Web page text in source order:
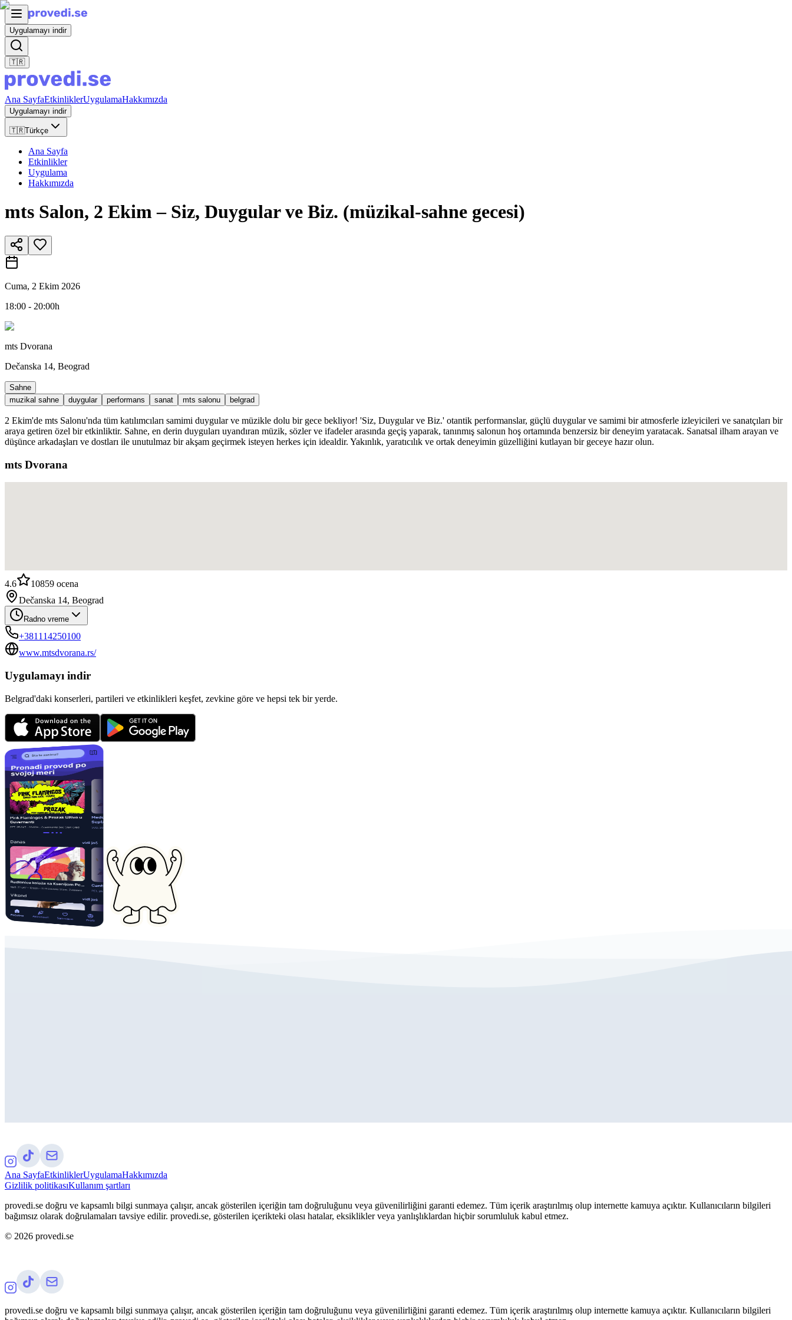
Uygulamayı indir
🇹🇷
Ana SayfaEtkinliklerUygulamaHakkımızda
Uygulamayı indir
🇹🇷Türkçe
Ana Sayfa
Etkinlikler
Uygulama
Hakkımızda
mts Salon, 2 Ekim – Siz, Duygular ve Biz. (müzikal-sahne gecesi)
Cuma, 2 Ekim 2026
18:00 - 20:00h
mts Dvorana
Dečanska 14, Beograd
Sahne
muzikal sahne
duygular performans sanat mts salonu belgrad
2 Ekim'de mts Salonu'nda tüm katılımcıları samimi duygular ve müzikle dolu bir gece bekliyor! 'Siz, Duygular ve Biz.' otantik performanslar, güçlü duygular ve samimi bir atmosferle izleyicileri ve sanatçıları bir
araya getiren özel bir etkinliktir. Sahne, en derin duyguları uyandıran müzik, sözler ve ifadeler arasında geçiş yaparak, tanınmış salonun hoş ortamında benzersiz bir deneyim yaratacak. Sanatsal ilham arayan ve
düşünce arkadaşları ve dostları ile unutulmaz bir akşam geçirmek isteyen herkes için idealdir. Yakınlık, yaratıcılık ve ortak deneyimin güzelliğini kutlayan bir geceye hazır olun.
mts Dvorana
4.6 10859 ocena
Dečanska 14, Beograd
Radno vreme
+381114250100
www.mtsdvorana.rs/
Uygulamayı indir
Belgrad'daki konserleri, partileri ve etkinlikleri keşfet, zevkine göre ve hepsi tek bir yerde.
Ana SayfaEtkinliklerUygulamaHakkımızda
Gizlilik politikasıKullanım şartları
provedi.se doğru ve kapsamlı bilgi sunmaya çalışır, ancak gösterilen içeriğin tam doğruluğunu veya güvenilirliğini garanti edemez. Tüm içerik araştırılmış olup internette kamuya açıktır. Kullanıcıların bilgileri
bağımsız olarak doğrulamaları tavsiye edilir. provedi.se, gösterilen içerikteki olası hatalar, eksiklikler veya yanlışlıklardan hiçbir sorumluluk kabul etmez.
© 2026 provedi.se
provedi.se doğru ve kapsamlı bilgi sunmaya çalışır, ancak gösterilen içeriğin tam doğruluğunu veya güvenilirliğini garanti edemez. Tüm içerik araştırılmış olup internette kamuya açıktır. Kullanıcıların bilgileri